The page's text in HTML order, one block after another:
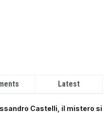
Latest
Castelli, il mistero si